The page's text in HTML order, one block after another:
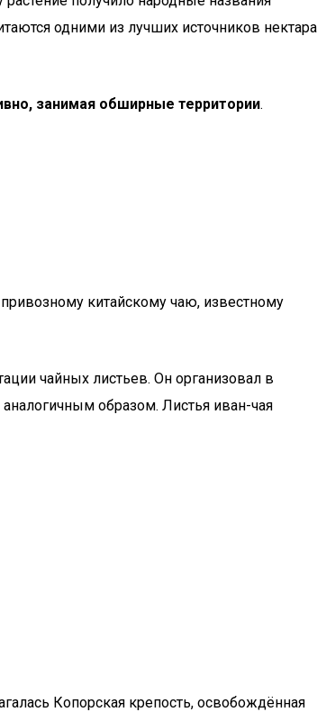
одними из лучших источников нектара
занимая обширные территории.
китайскому чаю, известному
чайных листьев. Он организовал в
образом. Листья иван-чая
Копорская крепость, освобождённая